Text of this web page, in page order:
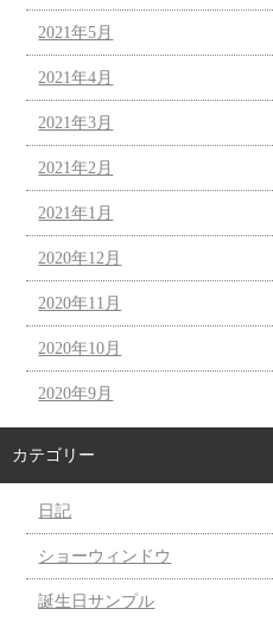
2021年5月
2021年4月
2021年3月
2021年2月
2021年1月
2020年12月
2020年11月
2020年10月
2020年9月
カテゴリー
日記
ショーウィンドウ
誕生日サンプル